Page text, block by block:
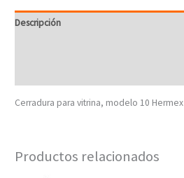
Descripción
Cerradura para vitrina, modelo 10 Hermex
Productos relacionados